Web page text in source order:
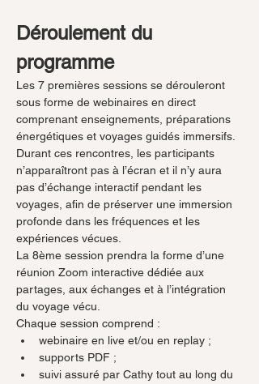
Déroulement du
programme
Les 7 premières sessions se dérouleront
sous forme de webinaires en direct
comprenant enseignements, préparations
énergétiques et voyages guidés immersifs.
Durant ces rencontres, les participants
n’apparaîtront pas à l’écran et il n’y aura
pas d’échange interactif pendant les
voyages, afin de préserver une immersion
profonde dans les fréquences et les
expériences vécues.
La 8ème session prendra la forme d’une
réunion Zoom interactive dédiée aux
partages, aux échanges et à l’intégration
du voyage vécu.
Chaque session comprend :
webinaire en live et/ou en replay ;
supports PDF ;
suivi assuré par Cathy tout au long du